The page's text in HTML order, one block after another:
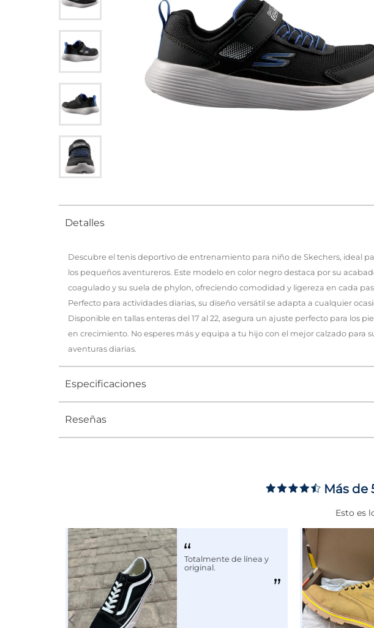
Detalles
Descubre el tenis deportivo de entrenamiento para niño de Skechers, ideal
los pequeños aventureros. Este modelo en color negro destaca por su
coagulado y su suela de phylon, ofreciendo comodidad y ligereza en cada
Perfecto para actividades diarias, su diseño versátil se adapta a cualquier
Disponible en tallas enteras del 17 al 22, asegura un ajuste perfecto para los
en crecimiento. No esperes más y equipa a tu hijo con el mejor calzado para
aventuras diarias.
Especificaciones
Tipo
DE 0 A 4 cms
Color
Disciplina ENTRENAMIENTO
Reseñas
Más de
Esto es
Totalmente de línea y
original.